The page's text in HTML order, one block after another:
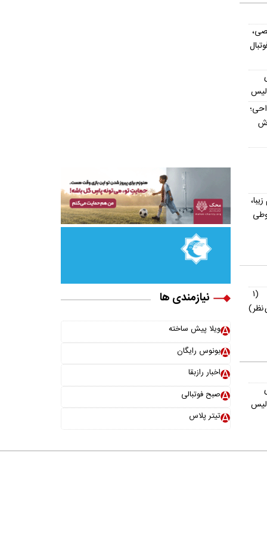
از ۳۰۰ اسم زیبا،
(۱
نظر)
نیازمندی ها
ویلا پیش ساخته
بونوس رایگان
اخبار رازبقا
صبح فوتبالی
تیتر پلاس